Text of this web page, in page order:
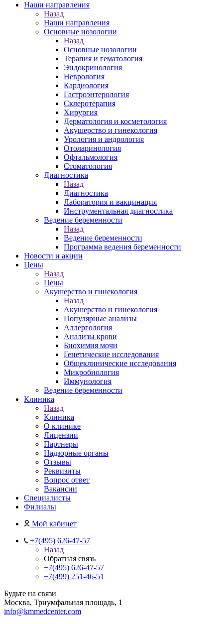
Наши направления
Назад
Наши направления
Основные нозологии
Назад
Основные нозологии
Терапия и гематология
Эндокринология
Неврология
Кардиология
Гастроэнтерология
Склеротерапия
Хирургия
Дерматология и косметология
Акушерство и гинекология
Урология и андрология
Отоларинология
Офтальмология
Стоматология
Диагностика
Назад
Диагностика
Лаборатория и вакцинация
Инструментальная диагностика
Ведение беременности
Назад
Ведение беременности
Программа ведения беременности
Новости и акции
Цены
Назад
Цены
Акушерство и гинекология
Назад
Акушерство и гинекология
Популярные анализы
Аллергология
Анализы крови
Биохимия мочи
Генетические исследования
Общеклинические исследования
Микробиология
Иммунология
Ведение беременности
Клиника
Назад
Клиника
О клинике
Лицензии
Партнеры
Надзорные органы
Отзывы
Реквизиты
Вопрос ответ
Вакансии
Специалисты
Филиалы
Мой кабинет
+7(495) 626-47-57
Назад
Обратная связь
+7(495) 626-47-57
+7(499) 251-46-51
Будьте на связи
Москва, Триумфальная площадь, 1
info@kmmedcenter.com